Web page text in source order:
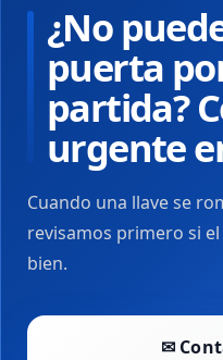
¿No
puerta
partida?
urgente
Cuando una llave se
revisamos primero si
bien.
✉